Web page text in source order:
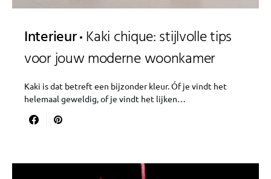
Interieur Kaki chique: stijlvolle tips
voor jouw moderne woonkamer
Kaki is dat betreft een bijzonder kleur. Óf je vindt het
helemaal geweldig, of je vindt het lijken…